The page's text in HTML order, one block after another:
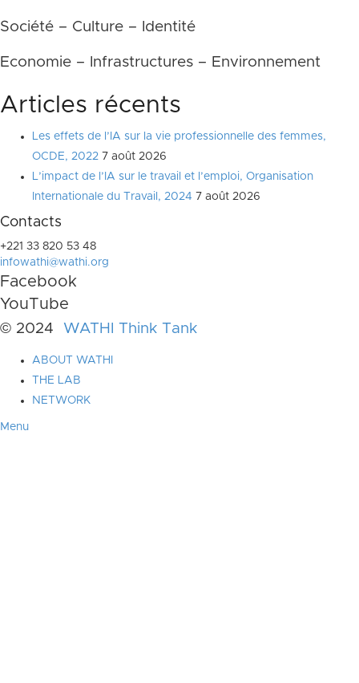
Société – Culture – Identité
Economie – Infrastructures – Environnement
Articles récents
Les effets de l’IA sur la vie professionnelle des femmes,
OCDE, 2022 7 août 2026
L’impact de l’IA sur le travail et l’emploi, Organisation
Internationale du Travail, 2024 7 août 2026
Contacts
+221 33 820 53 48
infowathi@wathi.org
Facebook
YouTube
© 2024 WATHI Think Tank
ABOUT WATHI
THE LAB
NETWORK
Menu